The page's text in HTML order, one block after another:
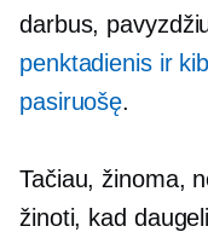
darbus,
penktadienis ir
pasiruošę.
Tačiau, žinoma,
žinoti, kad